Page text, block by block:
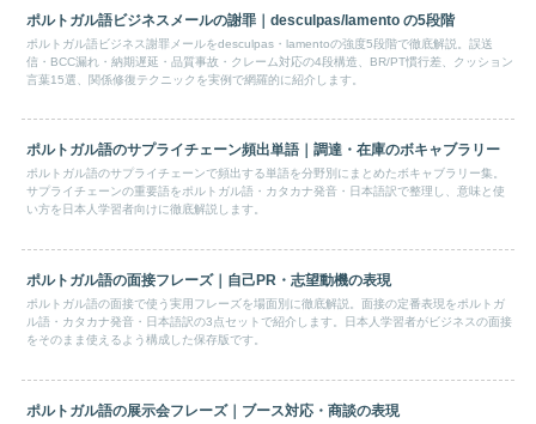
ポルトガル語ビジネスメールの謝罪｜desculpas/lamento の5段階
ポルトガル語ビジネス謝罪メールをdesculpas・lamentoの強度5段階で徹底解説。誤送
信・BCC漏れ・納期遅延・品質事故・クレーム対応の4段構造、BR/PT慣行差、クッション
言葉15選、関係修復テクニックを実例で網羅的に紹介します。
ポルトガル語のサプライチェーン頻出単語｜調達・在庫のボキャブラリー
ポルトガル語のサプライチェーンで頻出する単語を分野別にまとめたボキャブラリー集。
サプライチェーンの重要語をポルトガル語・カタカナ発音・日本語訳で整理し、意味と使
い方を日本人学習者向けに徹底解説します。
ポルトガル語の面接フレーズ｜自己PR・志望動機の表現
ポルトガル語の面接で使う実用フレーズを場面別に徹底解説。面接の定番表現をポルトガ
ル語・カタカナ発音・日本語訳の3点セットで紹介します。日本人学習者がビジネスの面接
をそのまま使えるよう構成した保存版です。
ポルトガル語の展示会フレーズ｜ブース対応・商談の表現